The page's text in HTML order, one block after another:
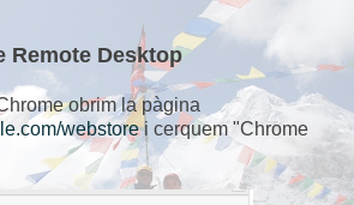
Remote Desktop
obrim la pàgina
webstorei cerquem "Chrome